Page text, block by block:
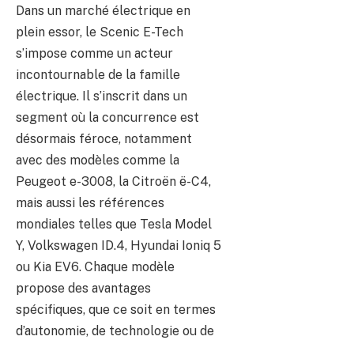
Dans un marché électrique en
plein essor, le Scenic E-Tech
s’impose comme un acteur
incontournable de la famille
électrique. Il s’inscrit dans un
segment où la concurrence est
désormais féroce, notamment
avec des modèles comme la
Peugeot e-3008, la Citroën ë-C4,
mais aussi les références
mondiales telles que Tesla Model
Y, Volkswagen ID.4, Hyundai Ioniq 5
ou Kia EV6. Chaque modèle
propose des avantages
spécifiques, que ce soit en termes
d’autonomie, de technologie ou de